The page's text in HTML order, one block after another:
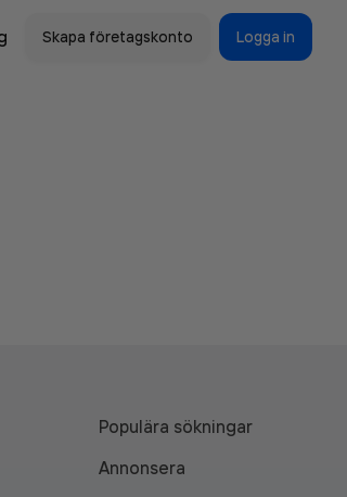
Skapa företagskonto Logga in
Populära sökningar
Annonsera